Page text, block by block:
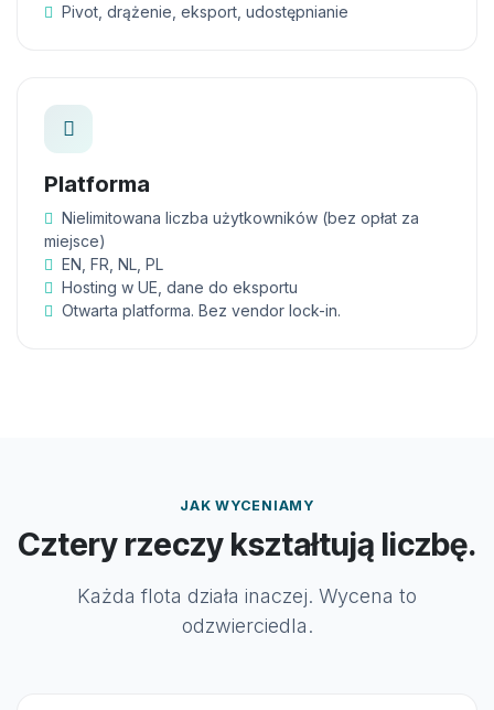
Pivot, drążenie, eksport, udostępnianie
Platforma
Nielimitowana liczba użytkowników (bez opłat za
miejsce)
EN, FR, NL, PL
Hosting w UE, dane do eksportu
Otwarta platforma. Bez vendor lock-in.
JAK WYCENIAMY
Cztery rzeczy kształtują liczbę.
Każda flota działa inaczej. Wycena to
odzwierciedla.